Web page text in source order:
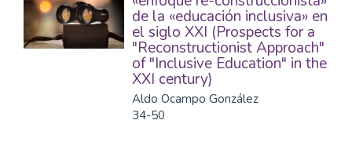
de la «educación inclusiva» en
el siglo XXI (Prospects for a
"Reconstructionist Approach"
of "Inclusive Education" in the
XXI century)
Aldo Ocampo González
34-50